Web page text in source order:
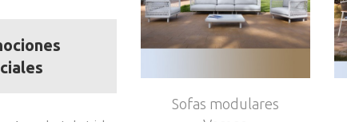
Sofas modulares